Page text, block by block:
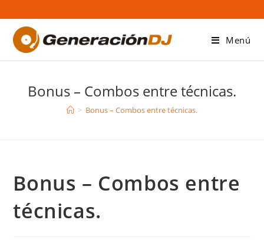
al
contenido
Menú
Bonus – Combos entre técnicas.
> Bonus – Combos entre técnicas.
Bonus – Combos entre
técnicas.